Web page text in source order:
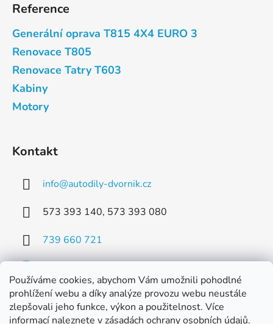
Používáme cookies, abychom Vám umožnili pohodlné
prohlížení webu a díky analýze provozu webu neustále
zlepšovali jeho funkce, výkon a použitelnost. Více
informací naleznete v zásadách ochrany osobních údajů.
Reference
Generální oprava T815 4X4 EURO 3
Renovace T805
Renovace Tatry T603
Kabiny
Motory
Kontakt
info@autodily-dvornik.cz
573 393 140, 573 393 080
739 660 721